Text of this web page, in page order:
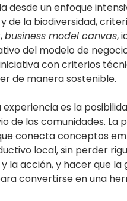
un enfoque
la biodiversidad,
, business model canvas,
del modelo de
con criterios
de manera sostenible.
es la
de las comunidades. La
conecta conceptos
local, sin perder
la acción, y hacer que la
convertirse en una